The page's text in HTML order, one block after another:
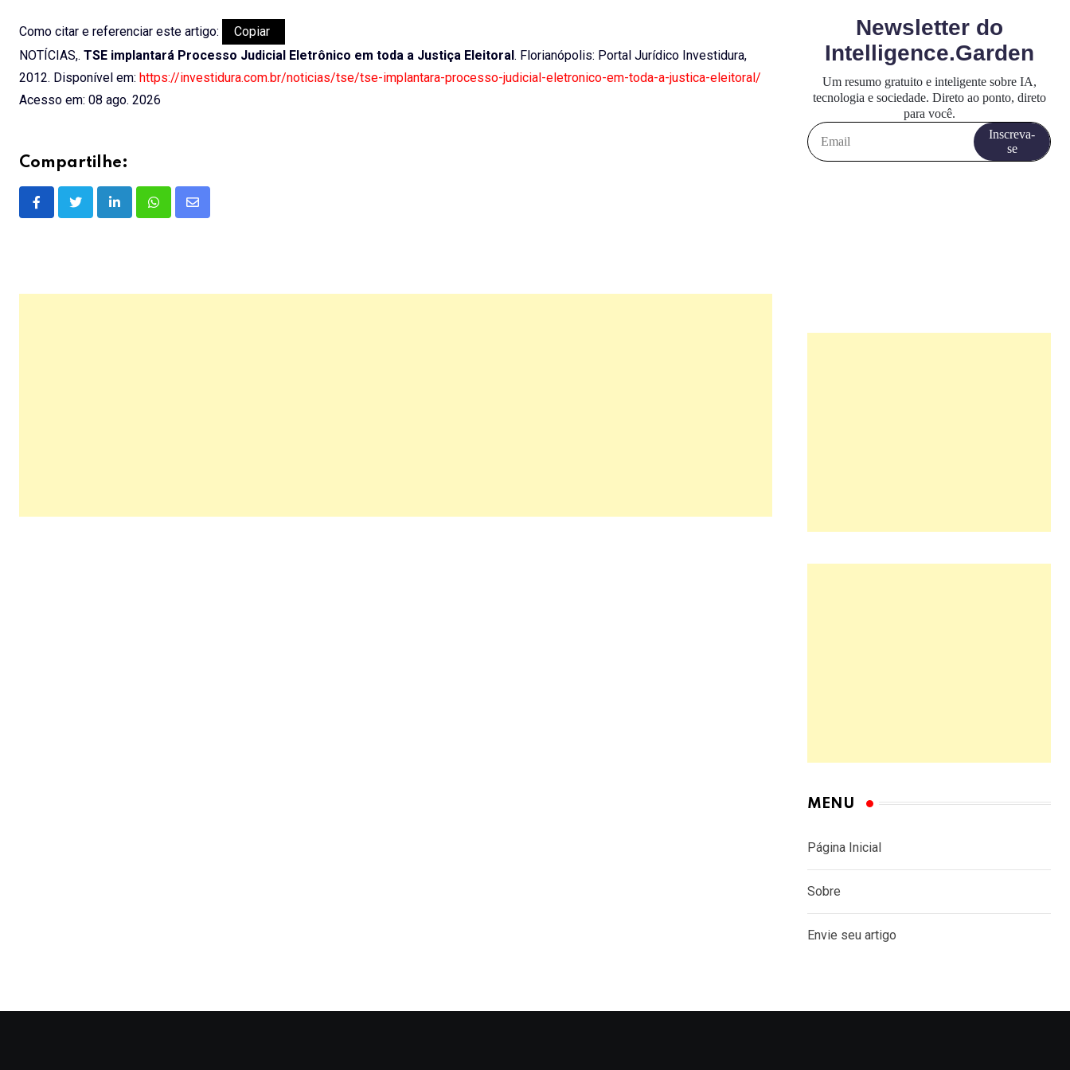
Como citar e referenciar este artigo:
Copiar
NOTÍCIAS,. TSE implantará Processo Judicial Eletrônico em toda a Justiça Eleitoral. Florianópolis: Portal Jurídico Investidura,
2012. Disponível em: https://investidura.com.br/noticias/tse/tse-implantara-processo-judicial-eletronico-em-toda-a-justica-eleitoral/
Acesso em: 08 ago. 2026
Compartilhe:
LinkedInWhatsappShare
MENU
Página Inicial
Sobre
Envie seu artigo